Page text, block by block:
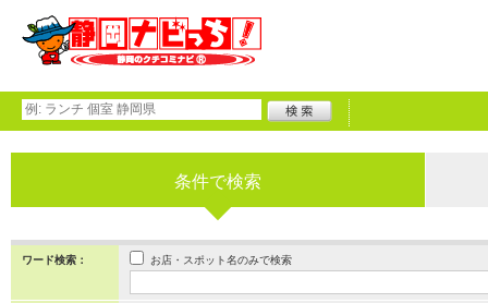
条件で検索
ワード検索： お店・スポット名のみで検索